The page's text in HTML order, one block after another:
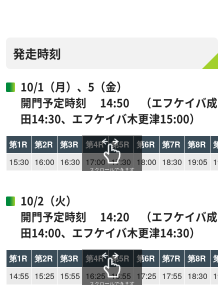
発走時刻
10/1（月）、5（金）
開門予定時刻 14:50 （エフケイバ成
田14:30、エフケイバ木更津15:00）
第1R 第2R 第3R 第4R 第5R 第6R 第7R 第8R
第
15:30 16:00 16:30 17:00 17:30 18:00 18:30 19:05
スクロールできます
10/2（火）
開門予定時刻 14:20 （エフケイバ成
田14:00、エフケイバ木更津14:30）
第1R 第2R 第3R 第4R 第5R 第6R 第7R 第8R
第
14:55 15:25 15:55 16:25 16:55 17:25 17:55 18:30
スクロールできます